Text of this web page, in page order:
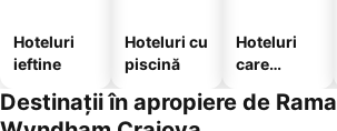
Hoteluri
ieftine
Hoteluri cu
piscină
Hoteluri
care
animale
Destinații în apropiere de